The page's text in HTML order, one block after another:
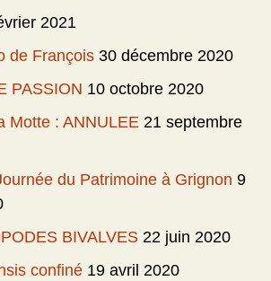
2021
de François 30 décembre 2020
PASSION 10 octobre 2020
Motte : ANNULEE 21 septembre
du Patrimoine à Grignon 9
BIVALVES 22 juin 2020
confiné 19 avril 2020